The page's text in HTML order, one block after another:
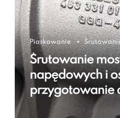
Piaskowanie
Śrutowanie
napędowych i
przygotowanie
regeneracji i